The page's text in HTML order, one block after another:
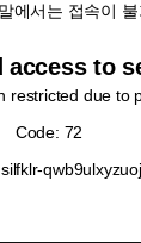
에서는 접속이 불
access to
restricted due to
Code: 72